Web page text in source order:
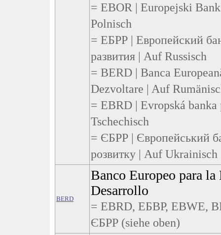
= EBOR | Europejski
Polnisch
= ЕБРР | Европейский
развития | Auf Russisch
= BERD | Banca
Dezvoltare | Auf
= EBRD | Evropská
Tschechisch
= ЄБРР | Європейський
розвитку | Auf Ukrainisch
BERD
Banco Europeo para
Desarrollo
= EBRD, ЕБВР, EBWE,
ЄБРР (siehe oben)